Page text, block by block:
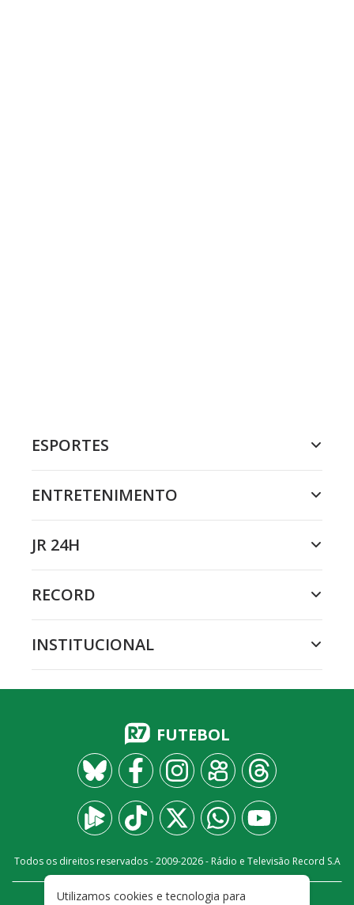
ESPORTES
ENTRETENIMENTO
JR 24H
RECORD
INSTITUCIONAL
FUTEBOL
Todos os direitos reservados - 2009-2026- Rádio e Televisão Record S.A
Utilizamos cookies e tecnologia para